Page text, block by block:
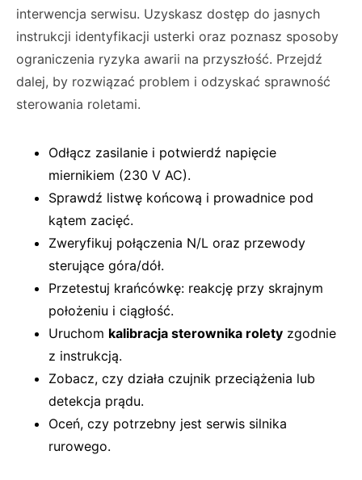
interwencja serwisu. Uzyskasz dostęp do jasnych
instrukcji identyfikacji usterki oraz poznasz sposoby
ograniczenia ryzyka awarii na przyszłość. Przejdź
dalej, by rozwiązać problem i odzyskać sprawność
sterowania roletami.
Odłącz zasilanie i potwierdź napięcie
miernikiem (230 V AC).
Sprawdź listwę końcową i prowadnice pod
kątem zacięć.
Zweryfikuj połączenia N/L oraz przewody
sterujące góra/dół.
Przetestuj krańcówkę: reakcję przy skrajnym
położeniu i ciągłość.
Uruchom kalibracja sterownika rolety zgodnie
z instrukcją.
Zobacz, czy działa czujnik przeciążenia lub
detekcja prądu.
Oceń, czy potrzebny jest serwis silnika
rurowego.